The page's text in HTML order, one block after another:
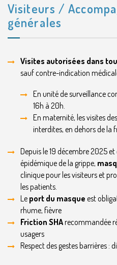
Visiteurs /
générales
Visites autorisées dans
sauf contre-indication
En unité de surveillance
16h à 20h.
En maternité, les visites
interdites, en dehors de la
Depuis le 19 décembre 2025
épidémique de la grippe,
clinique pour les visiteurs et
les patients.
Le port du masque est
rhume, fièvre
Friction SHArecommandée
usagers
Respect des gestes barrières :